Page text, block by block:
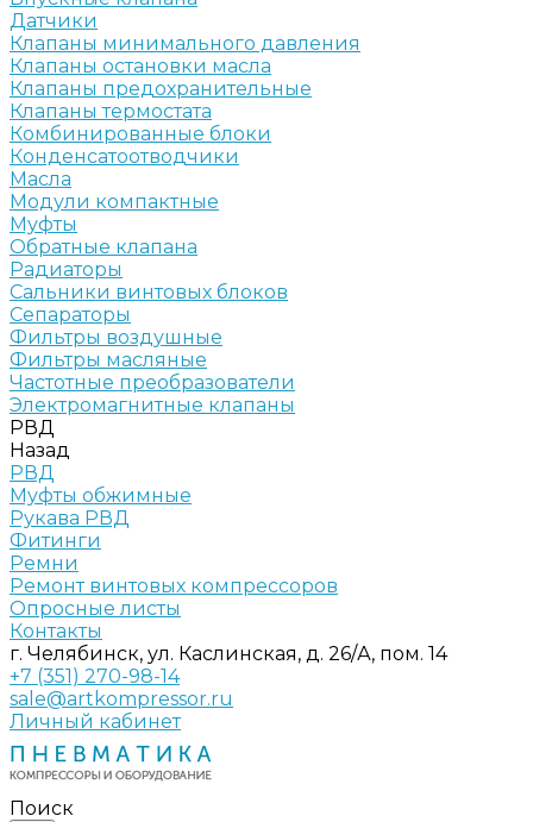
Датчики
Клапаны минимального давления
Клапаны остановки масла
Клапаны предохранительные
Клапаны термостата
Комбинированные блоки
Конденсатоотводчики
Масла
Модули компактные
Муфты
Обратные клапана
Радиаторы
Сальники винтовых блоков
Сепараторы
Фильтры воздушные
Фильтры масляные
Частотные преобразователи
Электромагнитные клапаны
РВД
Назад
РВД
Муфты обжимные
Рукава РВД
Фитинги
Ремни
Ремонт винтовых компрессоров
Опросные листы
Контакты
г. Челябинск, ул. Каслинская, д. 26/А, пом. 14
+7 (351) 270-98-14
sale@artkompressor.ru
Личный кабинет
Поиск